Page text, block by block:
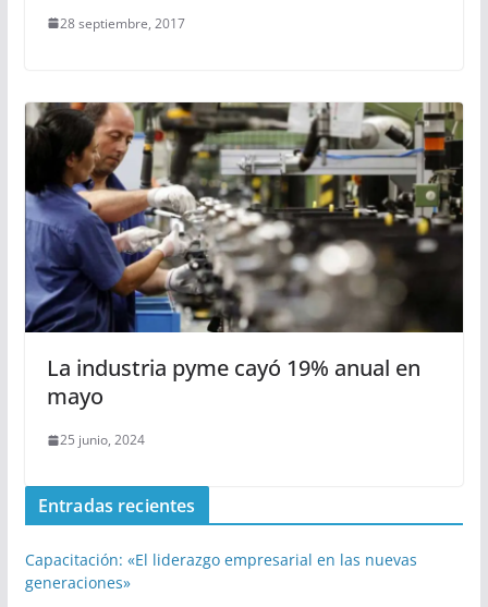
28 septiembre, 2017
La industria pyme cayó 19% anual en
mayo
25 junio, 2024
Entradas recientes
Capacitación: «El liderazgo empresarial en las nuevas
generaciones»